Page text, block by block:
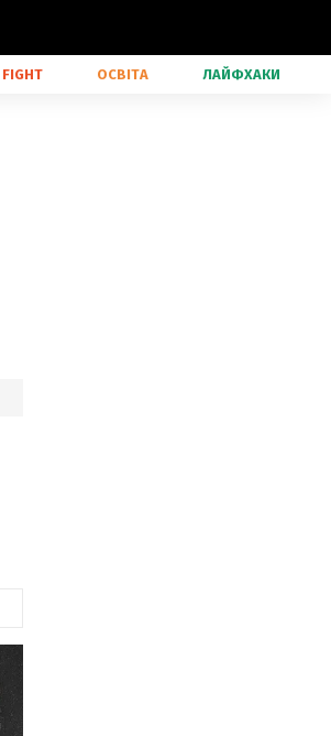
FIGHT ОСВІТА ЛАЙФХАКИ